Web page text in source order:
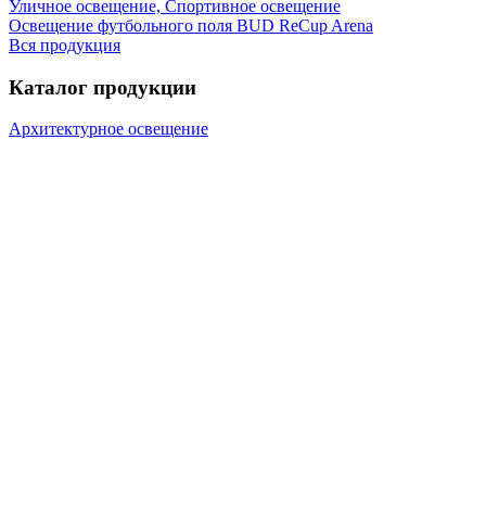
Уличное освещение, Спортивное освещение
Освещение футбольного поля BUD ReCup Arena
Вся продукция
Каталог продукции
Архитектурное освещение